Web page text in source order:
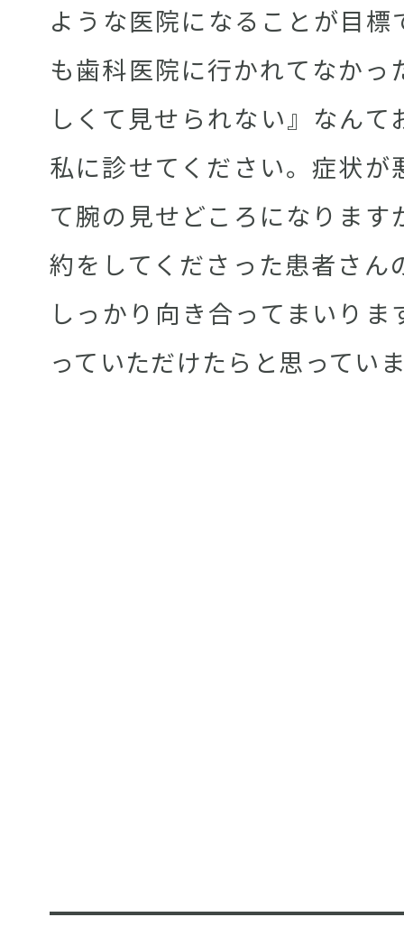
ような医院になることが目標
も歯科医院に行かれてなかっ
しくて見せられない』なん
私に診せてください。症状が
て腕の見せどころになります
約をしてくださった患者さん
しっかり向き合ってまいり
っていただけたらと思ってい